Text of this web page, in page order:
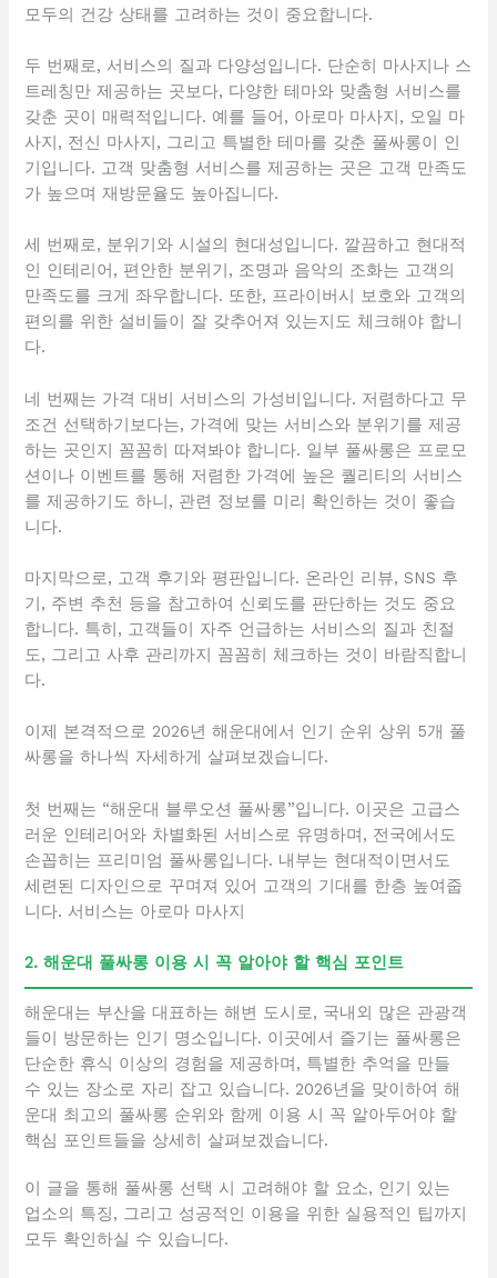
모두의 건강 상태를 고려하는 것이 중요합니다.
두 번째로, 서비스의 질과 다양성입니다. 단순히 마사지나 스
트레칭만 제공하는 곳보다, 다양한 테마와 맞춤형 서비스를
갖춘 곳이 매력적입니다. 예를 들어, 아로마 마사지, 오일 마
사지, 전신 마사지, 그리고 특별한 테마를 갖춘 풀싸롱이 인
기입니다. 고객 맞춤형 서비스를 제공하는 곳은 고객 만족도
가 높으며 재방문율도 높아집니다.
세 번째로, 분위기와 시설의 현대성입니다. 깔끔하고 현대적
인 인테리어, 편안한 분위기, 조명과 음악의 조화는 고객의
만족도를 크게 좌우합니다. 또한, 프라이버시 보호와 고객의
편의를 위한 설비들이 잘 갖추어져 있는지도 체크해야 합니
다.
네 번째는 가격 대비 서비스의 가성비입니다. 저렴하다고 무
조건 선택하기보다는, 가격에 맞는 서비스와 분위기를 제공
하는 곳인지 꼼꼼히 따져봐야 합니다. 일부 풀싸롱은 프로모
션이나 이벤트를 통해 저렴한 가격에 높은 퀄리티의 서비스
를 제공하기도 하니, 관련 정보를 미리 확인하는 것이 좋습
니다.
마지막으로, 고객 후기와 평판입니다. 온라인 리뷰, SNS 후
기, 주변 추천 등을 참고하여 신뢰도를 판단하는 것도 중요
합니다. 특히, 고객들이 자주 언급하는 서비스의 질과 친절
도, 그리고 사후 관리까지 꼼꼼히 체크하는 것이 바람직합니
다.
이제 본격적으로 2026년 해운대에서 인기 순위 상위 5개 풀
싸롱을 하나씩 자세하게 살펴보겠습니다.
첫 번째는 “해운대 블루오션 풀싸롱”입니다. 이곳은 고급스
러운 인테리어와 차별화된 서비스로 유명하며, 전국에서도
손꼽히는 프리미엄 풀싸롱입니다. 내부는 현대적이면서도
세련된 디자인으로 꾸며져 있어 고객의 기대를 한층 높여줍
니다. 서비스는 아로마 마사지
2. 해운대 풀싸롱 이용 시 꼭 알아야 할 핵심 포인트
해운대는 부산을 대표하는 해변 도시로, 국내외 많은 관광객
들이 방문하는 인기 명소입니다. 이곳에서 즐기는 풀싸롱은
단순한 휴식 이상의 경험을 제공하며, 특별한 추억을 만들
수 있는 장소로 자리 잡고 있습니다. 2026년을 맞이하여 해
운대 최고의 풀싸롱 순위와 함께 이용 시 꼭 알아두어야 할
핵심 포인트들을 상세히 살펴보겠습니다.
이 글을 통해 풀싸롱 선택 시 고려해야 할 요소, 인기 있는
업소의 특징, 그리고 성공적인 이용을 위한 실용적인 팁까지
모두 확인하실 수 있습니다.